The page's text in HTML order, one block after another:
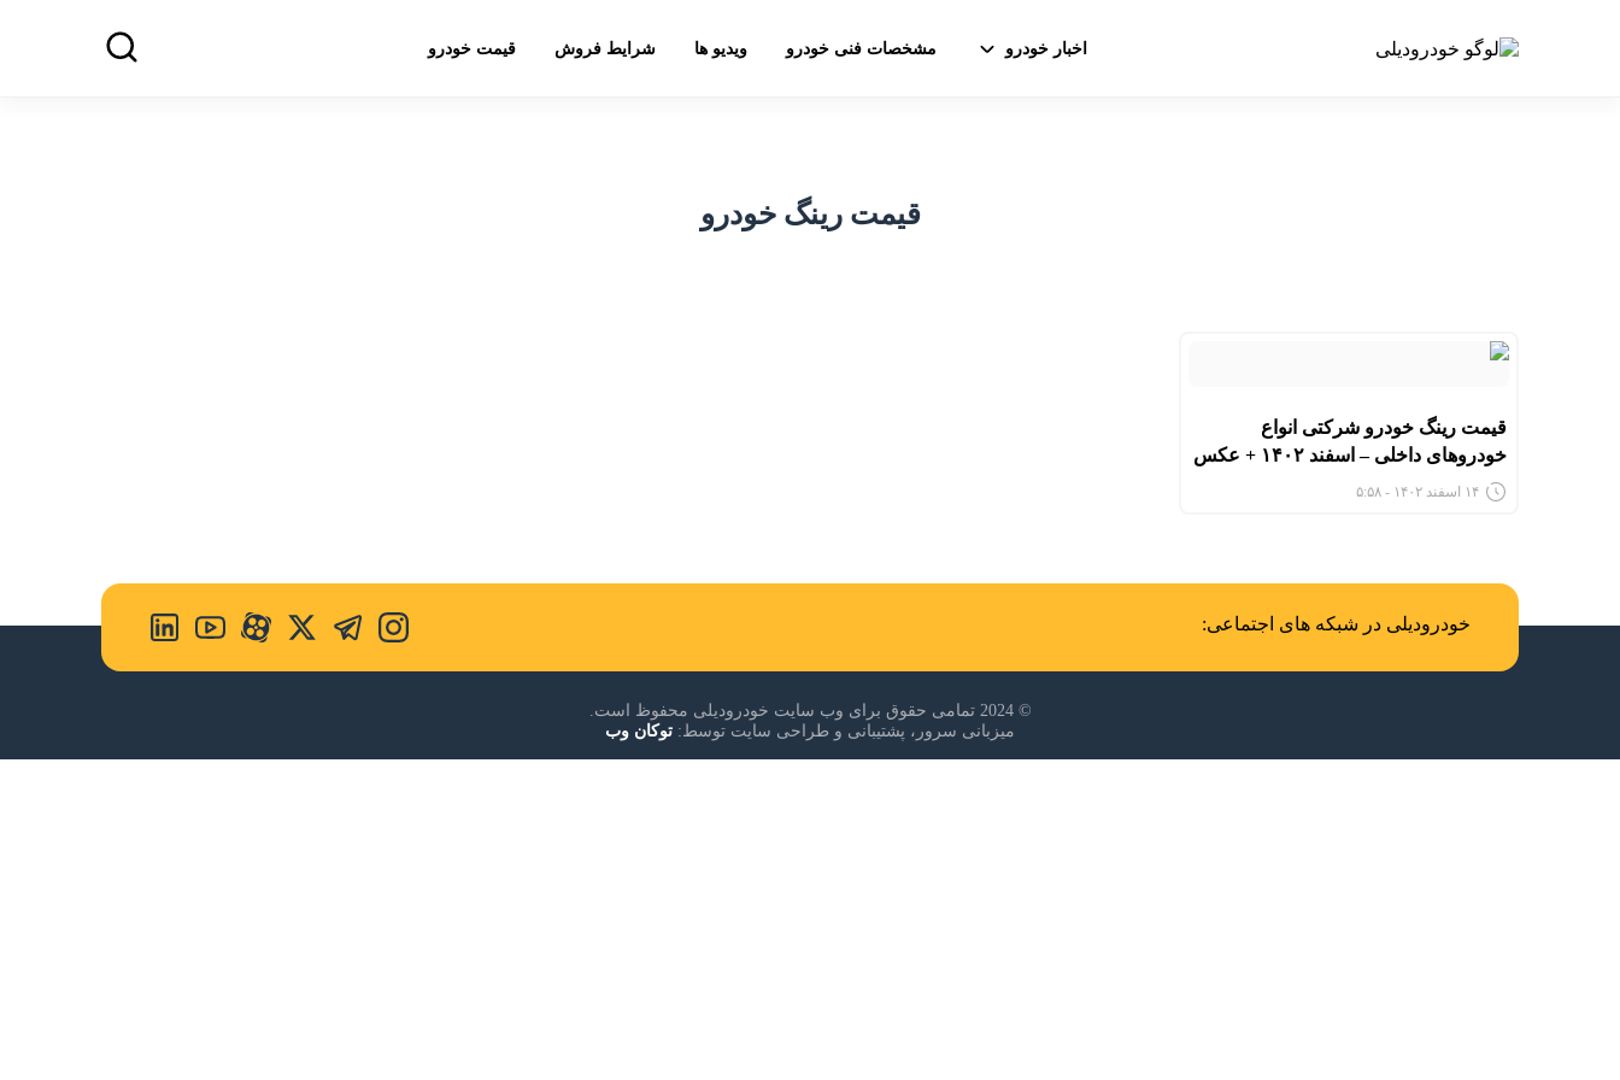
اخبار خودرو مشخصات فنی خودرو ویدیو ها شرایط فروش قیمت خودرو
قیمت رینگ خودرو
قیمت رینگ خودرو شرکتی انواع
خودروهای داخلی – اسفند ۱۴۰۲ + عکس
۱۴ اسفند ۱۴۰۲ - ۵:۵۸
خودرودیلی در شبکه های اجتماعی:
© 2024 تمامی حقوق برای وب سایت خودرودیلی محفوظ است.
میزبانی سرور، پشتیبانی و طراحی سایت توسط: توکان وب